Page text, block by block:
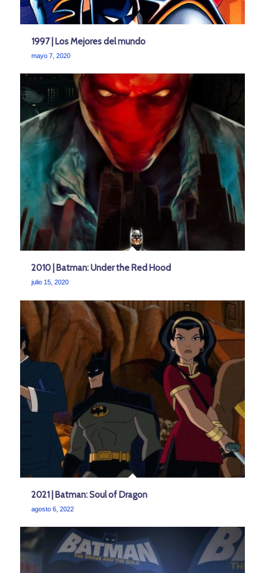
1997 | Los Mejores del mundo
mayo 7, 2020
2010 | Batman: Under the Red Hood
julio 15, 2020
2021 | Batman: Soul of Dragon
agosto 6, 2022